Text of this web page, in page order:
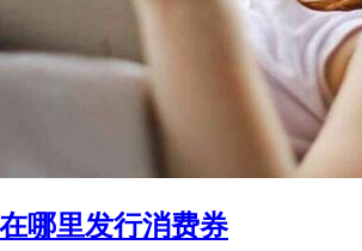
哪里发行消费券